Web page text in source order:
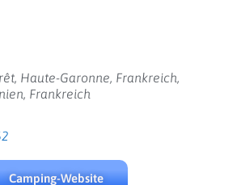
Haute-Garonne, Frankreich,
Frankreich
Camping-Website